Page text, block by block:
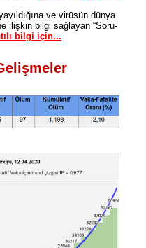
ve virüsün dünya
ilişkin bilgi sağlayan “Soru-
bilgi için...